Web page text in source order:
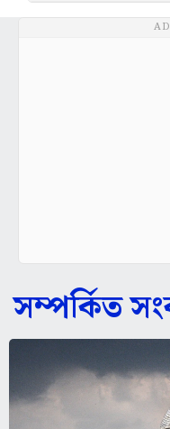
সম্পর্কিত